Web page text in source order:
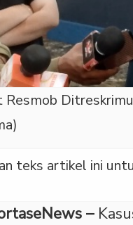
teks artikel ini
–